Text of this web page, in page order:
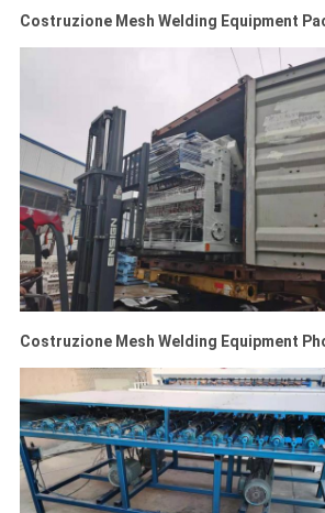
Costruzione Mesh Welding Equipment
Costruzione Mesh Welding Equipment